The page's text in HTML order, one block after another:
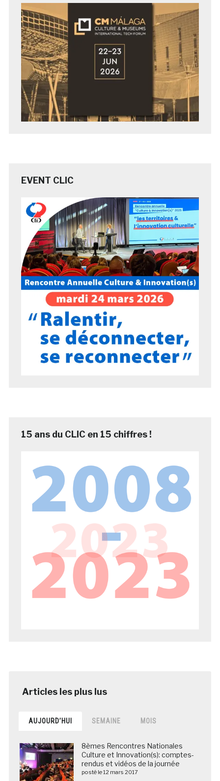
EVENT CLIC
15 ans du CLIC en 15 chiffres !
AUJOURD’HUI SEMAINE MOIS
8èmes Rencontres Nationales
Culture et Innovation(s): comptes-
rendus et vidéos de la journée
posté le 12 mars 2017